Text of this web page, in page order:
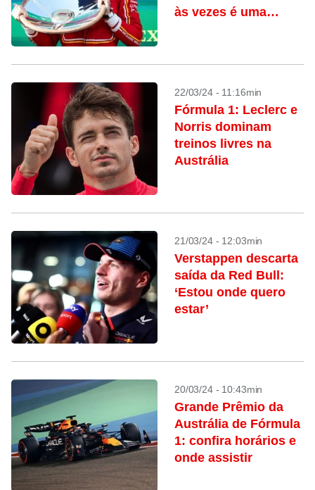
às vezes é uma
22/03/24 - 11:16min
Fórmula 1: Leclerc e
Norris dominam
treinos livres na
Austrália
21/03/24 - 12:03min
Verstappen descarta
saída da Red Bull:
‘Estou onde quero
estar’
20/03/24 - 10:43min
Grande Prêmio da
Austrália de Fórmula
1: confira horários e
onde assistir